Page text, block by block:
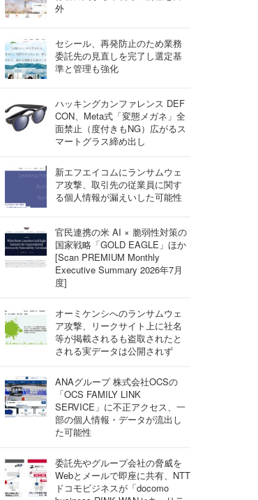
外
セシール、再発防止のため業務
委託先の見直しを完了し選定基
準と管理も強化
ハッキングカンファレンス DEF
CON、Meta式「変態メガネ」全
面禁止（度付きもNG）広がるス
マートグラス締め出し
新エフエイコムにランサムウェ
ア攻撃、取引先の従業員に関す
る個人情報が漏えいした可能性
官民連携の米 AI × 脆弱性対策の
国家戦略「GOLD EAGLE」ほか
[Scan PREMIUM Monthly
Executive Summary 2026年7月
度]
オーミケンシへのランサムウェ
ア攻撃、リークサイト上に社名
等が掲載されるも盗取されたと
される実データは公開されず
ANAグループ 株式会社OCSの
「OCS FAMILY LINK
SERVICE」に不正アクセス、一
部の個人情報・データが流出し
た可能性
委託先やグループ会社の脅威を
Webとメールで即座に共有、NTT
ドコモビジネスが「docomo